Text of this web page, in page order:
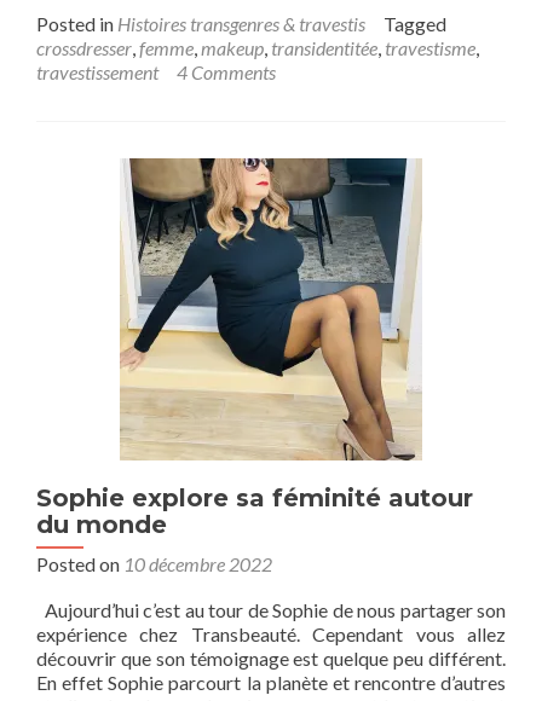
about
La
très
de
Jade,
en
femme
Posted in Histoires transgenres & travestis
Tagged
crossdresser,femme,makeup, transidentitée, travestisme,
travestissement
4 Comments
Sophie explore sa féminité autour
du monde
Posted on 10 décembre 2022
Aujourd’hui c’est au tour de Sophie de nous partager son
expérience chez Transbeauté. Cependant vous allez
découvrir que son témoignage est quelque peu différent.
En effet Sophie parcourt la planète et rencontre d’autres